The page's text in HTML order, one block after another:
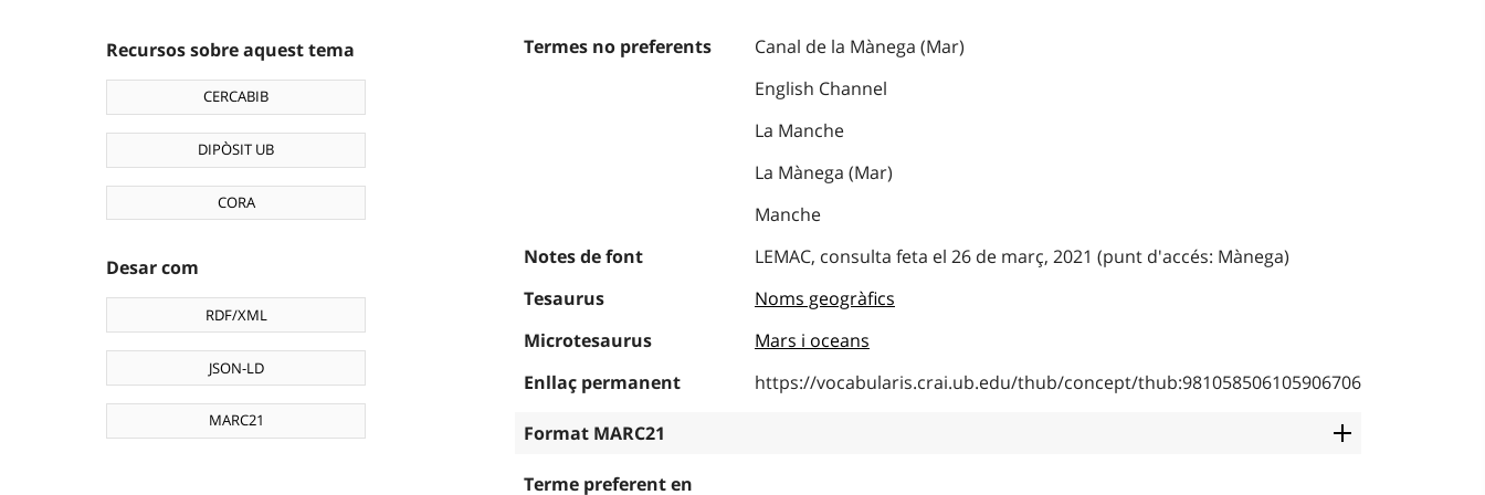
Recursos sobre aquest tema
CERCABIB
DIPÒSIT UB
CORA
Desar com
RDF/XML
JSON-LD
MARC21
Termes no preferents
Canal de la Mànega (Mar)
English Channel
La Manche
La Mànega (Mar)
Manche
Notes de font
LEMAC, consulta feta el 26 de març, 2021 (punt d'accés: Mànega)
Tesaurus
Noms geogràfics
Microtesaurus
Mars i oceans
Enllaç permanent
https://vocabularis.crai.ub.edu/thub/concept/thub:981058506105906706
Format MARC21
Terme preferent en